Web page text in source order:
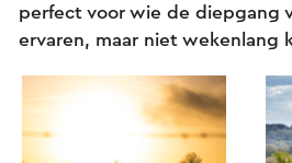
perfect voor wie de diepgang
ervaren, maar niet wekenlang